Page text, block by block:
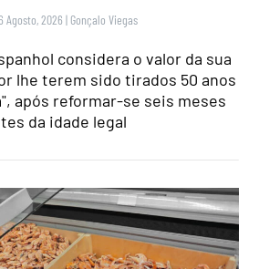
Agosto, 2026 | Gonçalo Viegas
considera o valor da sua
lhe terem sido tirados 50 anos
após reformar-se seis meses
da idade legal